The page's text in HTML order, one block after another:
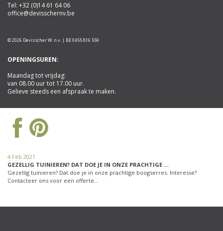
Tel: +32 (0)14 61 64 06
office@devisschernv.be
© 2026 Devisscher W. n.v. | BE 0455 816 559
OPENINGSUREN:
Maandag tot vrijdag:
van 08.00 uur tot 17.00 uur.
Gelieve steeds een afspraak te maken.
4 Feb 2021
GEZELLIG TUINIEREN? DAT DOE JE IN ONZE PRACHTIGE …
Gezellig tuinieren? Dat doe je in onze prachtige boogserres. Interesse?
Contacteer ons voor een offerte…